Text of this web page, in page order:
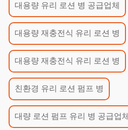
대용량 유리 로션 병 공급업체
대용량 재충전식 유리 로션 병
대용량 재충전식 유리 로션 병
친환경 유리 로션 펌프 병
대량 로션 펌프 유리 병 공급업체